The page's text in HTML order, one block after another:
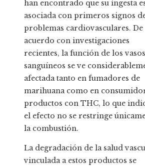
han encontrado que su ingesta
asociada con primeros signos
problemas cardiovasculares. De
acuerdo con investigaciones
recientes, la función de los vasos
sanguíneos se ve
afectada tanto en fumadores de
marihuana como en
productos con THC, lo que
el efecto no se restringe
la combustión.
La degradación de la salud
vinculada a estos productos se